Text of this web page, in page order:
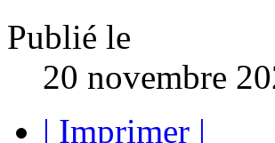
Publié le
20 novembre
| Imprimer |